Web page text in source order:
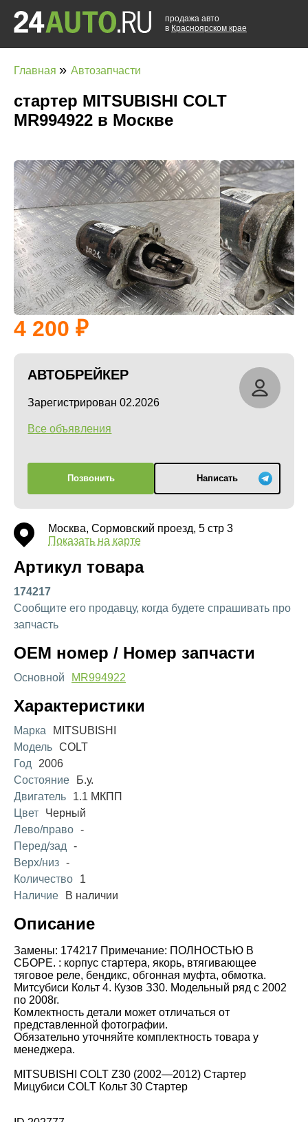
продажа авто
в Красноярском крае
Главная » Автозапчасти
стартер MITSUBISHI COLT
MR994922 в Москве
4 200
АВТОБРЕЙКЕР
Зарегистрирован 02.2026
Все объявления
Позвонить Написать
Москва, Сормовский проезд, 5 стр 3
Показать на карте
Артикул товара
174217
Сообщите его продавцу, когда будете спрашивать про
запчасть
OEM номер / Номер запчасти
Основной MR994922
Характеристики
Марка
MITSUBISHI
Модель COLT
Год
2006
Состояние
Б.у.
Двигатель
1.1 МКПП
Цвет
Черный
Лево/право -
Перед/зад
-
Верх/низ -
Количество
1
Наличие
В наличии
Описание
Замены: 174217 Примечание: ПОЛНОСТЬЮ В
СБОРЕ. : корпус стартера, якорь, втягивающее
тяговое реле, бендикс, обгонная муфта, обмотка.
Митсубиси Кольт 4. Кузов З30. Модельный ряд с 2002
по 2008г.
Комлектность детали может отличаться от
представленной фотографии.
Обязательно уточняйте комплектность товара у
менеджера.
MITSUBISHI COLT Z30 (2002—2012) Стартер
Мицубиси COLT Кольт 30 Стартер